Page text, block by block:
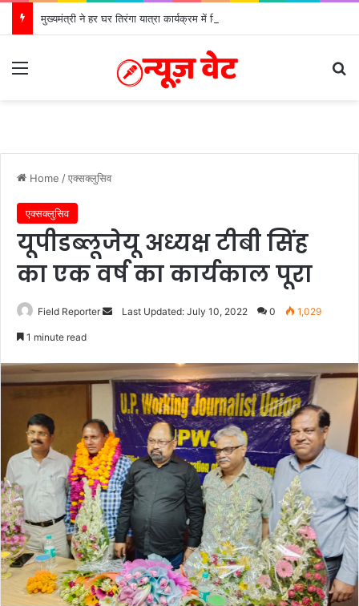
मुख्यमंत्री ने हर घर तिरंगा यात्रा कार्यक्रम में किया प्रतिभाग
Menu
Home /एक्सक्लुसिव
एक्सक्लुसिव
यूपीडब्लूजेयू अध्यक्ष टीबी सिंह
का एक वर्ष का कार्यकाल पूरा
Field Reporter
SendLast Updated: July 10, 2022 0 1,029
1 minute read